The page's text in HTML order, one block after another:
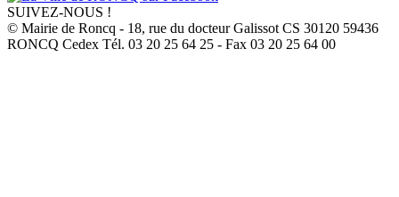
SUIVEZ-NOUS !
© Mairie de Roncq - 18, rue du docteur Galissot CS 30120 59436
RONCQ Cedex Tél. 03 20 25 64 25 - Fax 03 20 25 64 00